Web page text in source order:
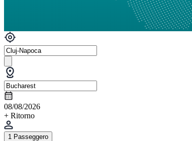
08/08/2026
+ Ritorno
1 Passeggero